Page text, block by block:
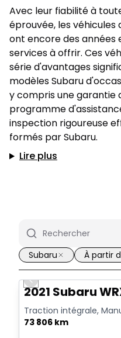
Avec leur fiabilité à
éprouvée, les
ont encore des années
services à offrir. Ces
série d'avantages
modèles Subaru
y compris une garantie
programme
inspection rigoureuse
formés par Subaru.
Lire plus
Subaru À partir
Vidéo disponible
Previous slide
2021 Subaru
Traction intégrale,
73 806 km